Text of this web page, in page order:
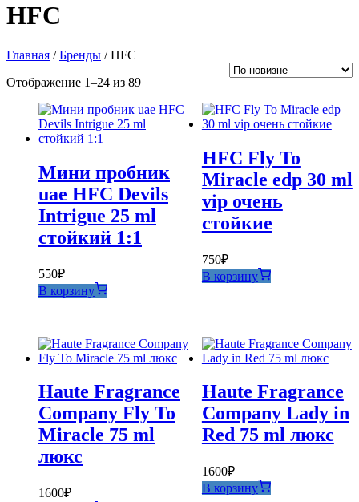
HFC
Главная /Бренды / HFC
Отображение 1–24 из 89Сортировка:
недавние
Мини пробник
uae HFC Devils
Intrigue 25 ml
стойкий 1:1
550₽
В корзину
HFC Fly To
Miracle edp 30 ml
vip очень
стойкие
750₽
В корзину
Haute Fragrance
Company Fly To
Miracle 75 ml
люкс
1600₽
Haute Fragrance
Company Lady in
Red 75 ml люкс
1600₽
В корзину